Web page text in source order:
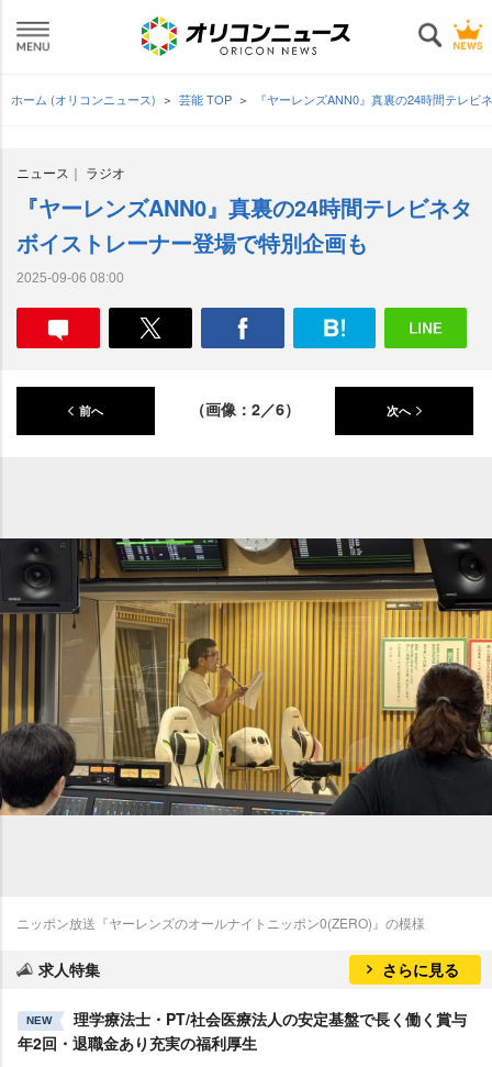
ホーム (オリコンニュース) 芸能 TOP 『ヤーレンズANN0』真裏の24時間テレ
ニュース ラジオ
『ヤーレンズANN0』真裏の24時間テレビネタ
ボイストレーナー登場で特別企画も
2025-09-06 08:00
前へ （画像：2／6） 次へ
ニッポン放送『ヤーレンズのオールナイトニッポン0(ZERO)』の模様
求人特集 さらに見る
NEW
理学療法士・PT/社会医療法人の安定基盤で長く働く賞与
年2回・退職金あり充実の福利厚生